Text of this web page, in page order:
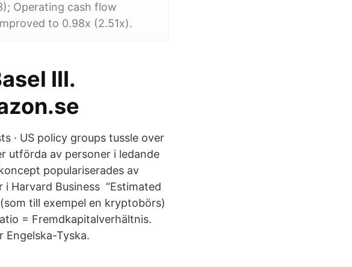
Operating cash flow
to 0.98x (2.51x).
III.
· US policy groups tussle over
utförda av personer i ledande
populariserades av
Harvard Business “Estimated
till exempel en kryptobörs)
= Fremdkapitalverhältnis.
Engelska-Tyska.